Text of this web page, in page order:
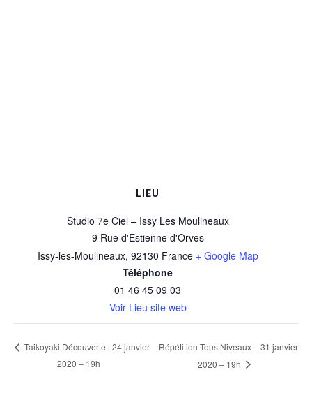
LIEU
Studio 7e Ciel – Issy Les Moulineaux
9 Rue d'Estienne d'Orves
Issy-les-Moulineaux, 92130 France + Google Map
Téléphone
01 46 45 09 03
Voir Lieu site web
Taikoyaki Découverte : 24 janvier
2020 – 19h
Répétition Tous Niveaux – 31 janvier
2020 – 19h